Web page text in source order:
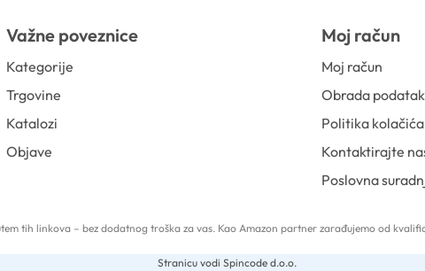
Važne poveznice
Kategorije
Trgovine
Katalozi
Objave
Moj račun
Moj račun
Obrada
Politika kolačića
Kontaktirajte
Poslovna
tih linkova – bez dodatnog troška za vas. Kao Amazon partner zarađujemo od
Stranicu vodi Spincode d.o.o.